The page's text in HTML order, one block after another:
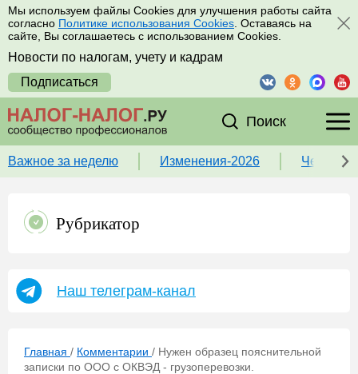
Мы используем файлы Cookies для улучшения работы сайта
согласно Политике использования Cookies . Оставаясь на
сайте, Вы соглашаетесь с использованием Cookies.
Новости по налогам, учету и кадрам
Подписаться
Поиск
Важное за неделю Изменения-2026 Чек-
Рубрикатор
Наш телеграм-канал
Главная / Комментарии / Нужен образец пояснительной
записки по ООО с ОКВЭД - грузоперевозки.